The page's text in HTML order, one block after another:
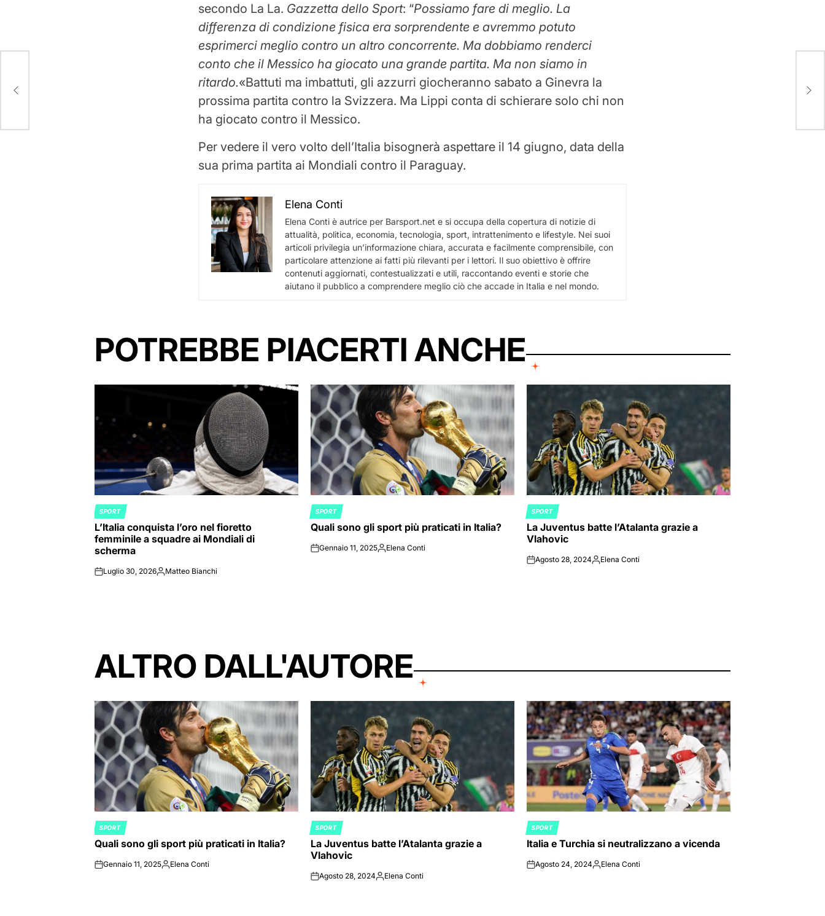
secondo La La. Gazzetta dello Sport: “Possiamo fare di meglio. La
differenza di condizione fisica era sorprendente e avremmo potuto
esprimerci meglio contro un altro concorrente. Ma dobbiamo renderci
conto che il Messico ha giocato una grande partita. Ma non siamo in
ritardo.«Battuti ma imbattuti, gli azzurri giocheranno sabato a Ginevra la
prossima partita contro la Svizzera. Ma Lippi conta di schierare solo chi non
ha giocato contro il Messico.
Per vedere il vero volto dell’Italia bisognerà aspettare il 14 giugno, data della
sua prima partita ai Mondiali contro il Paraguay.
Elena Conti
Elena Conti è autrice per Barsport.net e si occupa della copertura di notizie di
attualità, politica, economia, tecnologia, sport, intrattenimento e lifestyle. Nei suoi
articoli privilegia un’informazione chiara, accurata e facilmente comprensibile, con
particolare attenzione ai fatti più rilevanti per i lettori. Il suo obiettivo è offrire
contenuti aggiornati, contestualizzati e utili, raccontando eventi e storie che
aiutano il pubblico a comprendere meglio ciò che accade in Italia e nel mondo.
POTREBBE PIACERTI ANCHE
POSTED
IN
SPORT
L’Italia conquista l’oro nel fioretto
femminile a squadre ai Mondiali di
scherma
onLuglio 30, 2026Posted
Matteo Bianchi
POSTED
IN
SPORT
Quali sono gli sport più praticati in Italia?
onGennaio 11, 2025Posted
Elena Conti
POSTED
IN
SPORT
La Juventus batte l’Atalanta grazie a
Vlahovic
onAgosto 28, 2024Posted
Elena Conti
ALTRO DALL'AUTORE
POSTED
IN
SPORT
Quali sono gli sport più praticati in Italia?
onGennaio 11, 2025Posted
Elena Conti
POSTED
IN
SPORT
La Juventus batte l’Atalanta grazie a
Vlahovic
onAgosto 28, 2024Posted
Elena Conti
POSTED
IN
SPORT
Italia e Turchia si neutralizzano a vicenda
onAgosto 24, 2024Posted
Elena Conti